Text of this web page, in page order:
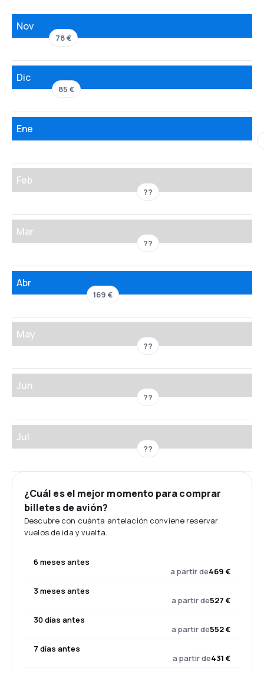
Nov
78 €
Dic
85 €
Ene
Feb
??
Mar
??
Abr
169 €
May
??
Jun
??
Jul
??
¿Cuál es el mejor momento para comprar
billetes de avión?
Descubre con cuánta antelación conviene reservar
vuelos de ida y vuelta.
6 meses antes
a partir de469 €
3 meses antes
a partir de527 €
30 días antes
a partir de552 €
7 días antes
a partir de431 €